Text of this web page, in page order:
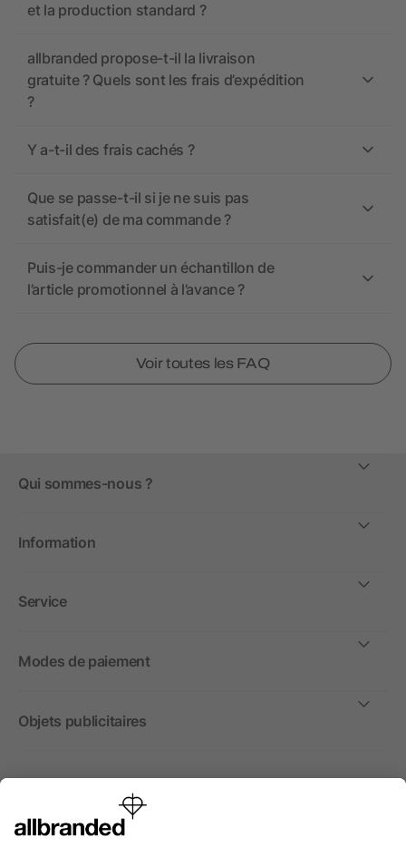
et la production standard ?
allbranded propose-t-il la livraison
gratuite ? Quels sont les frais d’expédition
?
Y a-t-il des frais cachés ?
Que se passe-t-il si je ne suis pas
satisfait(e) de ma commande ?
Puis-je commander un échantillon de
l’article promotionnel à l’avance ?
Voir toutes les FAQ
Qui sommes-nous ?
Information
Service
Modes de paiement
Objets publicitaires
International